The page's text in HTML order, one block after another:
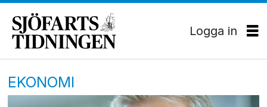
Logga in
EKONOMI